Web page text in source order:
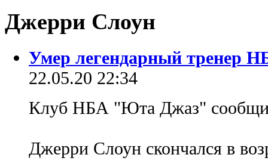
Джерри Слоун
Умер легендарный тренер
22.05.20 22:34
Клуб НБА "Юта Джаз"
Джерри Слоун скончался в